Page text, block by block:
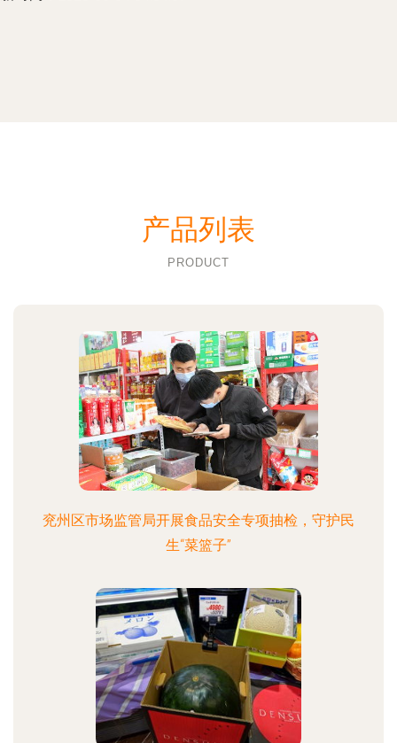
产品列表
PRODUCT
兖州区市场监管局开展食品安全专项抽检，守护民
生“菜篮子”